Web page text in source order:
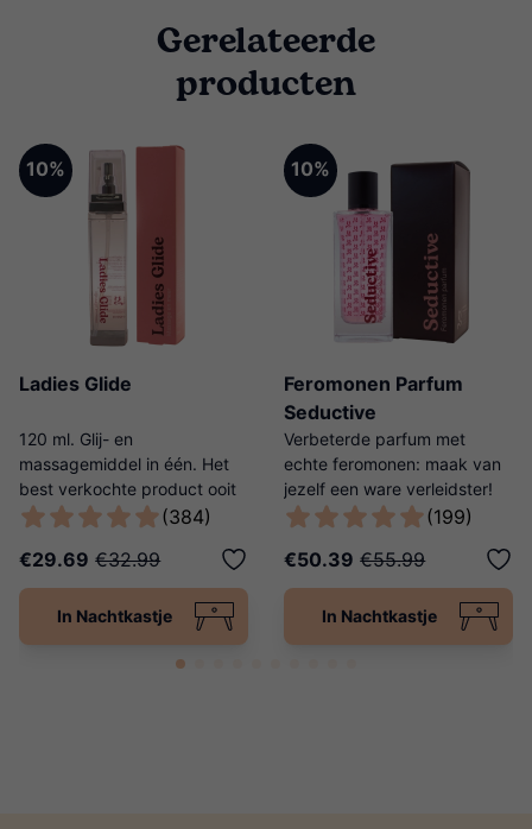
Gerelateerde
producten
10%
Ladies Glide
120 ml. Glij- en
massagemiddel in één. Het
best verkochte product ooit
van Ladies Night! (384)
€29.69 €32.99
In Nachtkastje
10%
Feromonen Parfum
Seductive
Verbeterde parfum met
echte feromonen: maak van
jezelf een ware verleidster!
(199)
€50.39 €55.99
In Nachtkastje